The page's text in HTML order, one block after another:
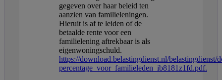
gegeven over haar beleid ten
aanzien van familieleningen.
Hieruit is af te leiden of de
betaalde rente voor een
familielening aftrekbaar is als
eigenwoningschuld.
https://download.belastingdienst.nl/belastingdienst/
percentage_voor_familieleden_ib8181z1fd.pdf.